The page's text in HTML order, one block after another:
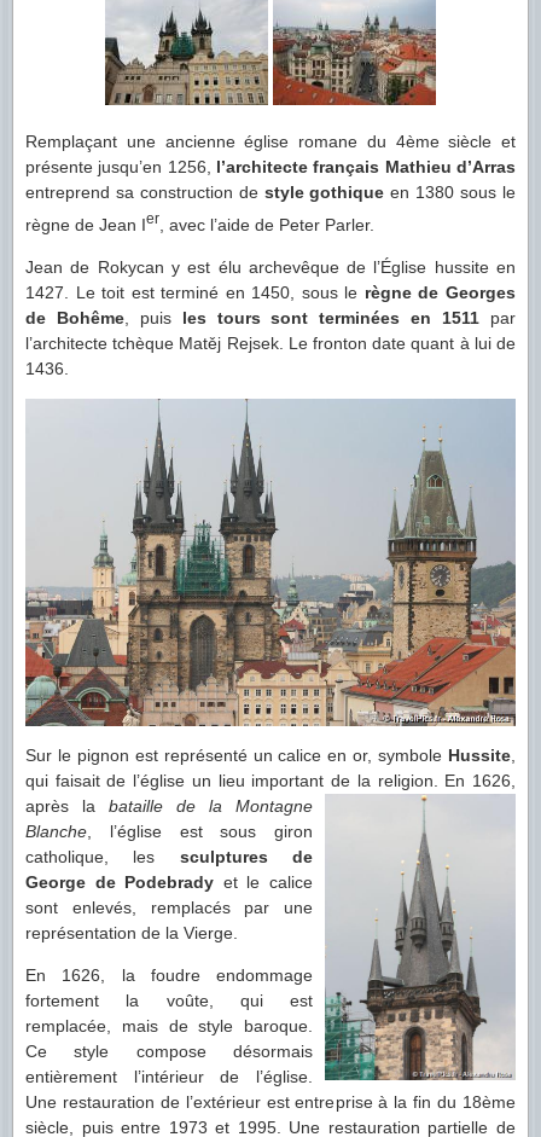
Remplaçant une ancienne église romane du 4ème siècle et
présente jusqu’en 1256, l’architecte français Mathieu d’Arras
entreprend sa construction de stylegothique en 1380 sous le
règne de Jean Ier , avec l’aide de Peter Parler.
Jean de Rokycan y est élu archevêque de l’Église hussite en
1427. Le toit est terminé en 1450, sous le règne de Georges
de Bohême, puis les tours sont terminées en 1511 par
l’architecte tchèque Matěj Rejsek. Le fronton date quant à lui de
1436.
Sur le pignon est représenté un calice en or, symbole Hussite
qui faisait de l’église un lieu important de la religion. En 1626,
après la bataille de la Montagne
Blanche , l’église est sous giron
catholique, les sculptures de
George de Podebrady et le calice
sont enlevés, remplacés par une
représentation de la Vierge.
En 1626, la foudre endommage
fortement la voûte, qui est
remplacée, mais de style baroque.
Ce style compose désormais
entièrement l’intérieur de l’église.
Une restauration de l’extérieur est entreprise à la fin du 18ème
siècle, puis entre 1973 et 1995. Une restauration partielle de